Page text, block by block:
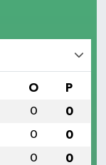
O P
0 0
0 0
0 0